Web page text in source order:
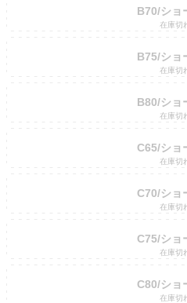
B70/ショ
在庫切
B75/ショ
在庫切
B80/ショ
在庫切
C65/ショ
在庫切
C70/ショ
在庫切
C75/ショ
在庫切
C80/ショ
在庫切